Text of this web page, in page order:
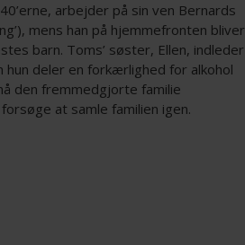
arbejder på sin ven Bernards
mens han på hjemmefronten bliver
barn. Toms’ søster, Ellen, indleder
deler en forkærlighed for alkohol
den fremmedgjorte familie
at samle familien igen.